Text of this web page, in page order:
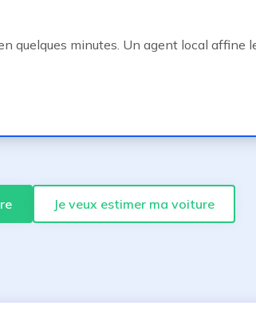
quelques minutes. Un agent local affine
Je veux estimer ma voiture